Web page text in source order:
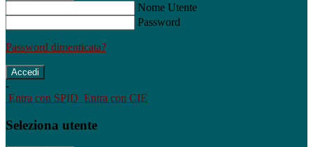
Nome Utente
Password
Password dimenticata?
-
Entra con SPID Entra con CIE
Seleziona utente